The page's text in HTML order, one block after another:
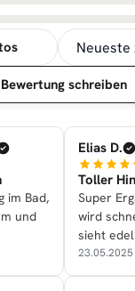
Bewertung schreiben
im Bad,
und
Elias D.
Toller
Super
wird
sieht
23.05.2025